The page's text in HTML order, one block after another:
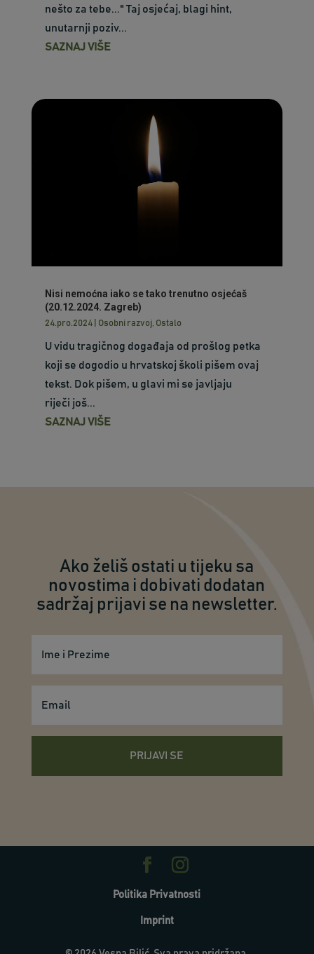
nešto za tebe..." Taj osjećaj, blagi hint,
unutarnji poziv...
SAZNAJ VIŠE
Nisi nemoćna iako se tako trenutno osjećaš
(20.12.2024. Zagreb)
24.pro.2024| Osobni razvoj, Ostalo
U vidu tragičnog događaja od prošlog petka
koji se dogodio u hrvatskoj školi pišem ovaj
tekst. Dok pišem, u glavi mi se javljaju
riječi još...
SAZNAJ VIŠE
Ako želiš ostati u tijeku sa
novostima i dobivati dodatan
sadržaj prijavi se na newsletter.
PRIJAVI SE
Politika Privatnosti
Imprint